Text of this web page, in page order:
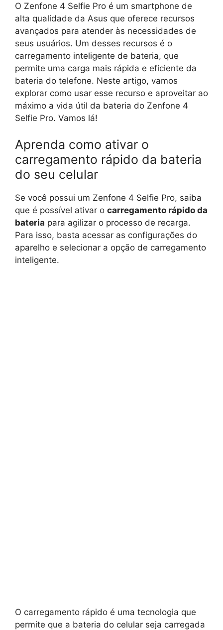
O Zenfone 4 Selfie Pro é um smartphone de
alta qualidade da Asus que oferece recursos
avançados para atender às necessidades de
seus usuários. Um desses recursos é o
carregamento inteligente de bateria, que
permite uma carga mais rápida e eficiente da
bateria do telefone. Neste artigo, vamos
explorar como usar esse recurso e aproveitar ao
máximo a vida útil da bateria do Zenfone 4
Selfie Pro. Vamos lá!
Aprenda como ativar o
carregamento rápido da bateria
do seu celular
Se você possui um Zenfone 4 Selfie Pro, saiba
que é possível ativar o carregamento rápido da
bateria para agilizar o processo de recarga.
Para isso, basta acessar as configurações do
aparelho e selecionar a opção de carregamento
inteligente.
O carregamento rápido é uma tecnologia que
permite que a bateria do celular seja carregada